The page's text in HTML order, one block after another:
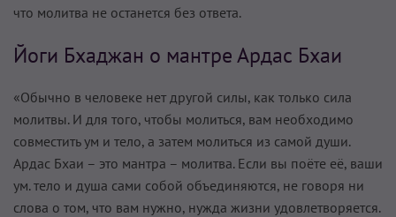
что молитва не останется без ответа.
Йоги Бхаджан о мантре Ардас Бхаи
«Обычно в человеке нет другой силы, как только сила
молитвы. И для того, чтобы молиться, вам необходимо
совместить ум и тело, а затем молиться из самой души.
Ардас Бхаи – это мантра – молитва. Если вы поёте её, ваши
ум. тело и душа сами собой объединяются, не говоря ни
слова о том, что вам нужно, нужда жизни удовлетворяется.